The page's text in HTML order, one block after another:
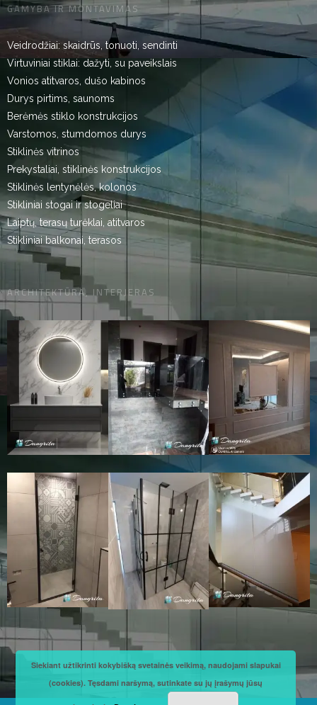
GAMYBA IR MONTAVIMAS
Veidrodžiai: skaidrūs, tonuoti, sendinti
Virtuviniai stiklai: dažyti, su paveikslais
Vonios atitvaros, dušo kabinos
Durys pirtims, saunoms
Berėmės stiklo konstrukcijos
Varstomos, stumdomos durys
Stiklinės vitrinos
Prekystaliai, stiklinės konstrukcijos
Stiklinės lentynėlės, kolonos
Stikliniai stogai ir stogeliai
Laiptų, terasų turėklai, atitvaros
Stikliniai balkonai, terasos
ARCHITEKTŪRA, INTERJERAS
Siekiant užtikrinti kokybišką svetainės veikimą, naudojami slapukai
(cookies). Tęsdami naršymą, sutinkate su jų įrašymų jūsų